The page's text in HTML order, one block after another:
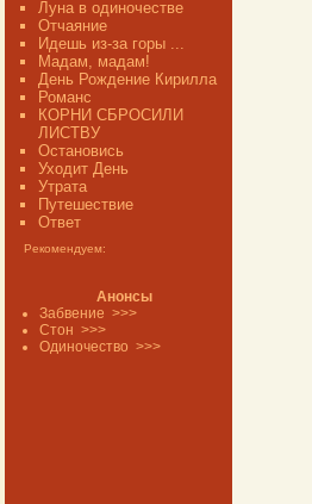
Луна в одиночестве
Отчаяние
Идешь из-за горы ...
Мадам, мадам!
День Рождение Кирилла
Романс
КОРНИ СБРОСИЛИ
ЛИСТВУ
Остановись
Уходит День
Утрата
Путешествие
Ответ
Рекомендуем:
Анонсы
Забвение >>>
Стон >>>
Одиночество >>>